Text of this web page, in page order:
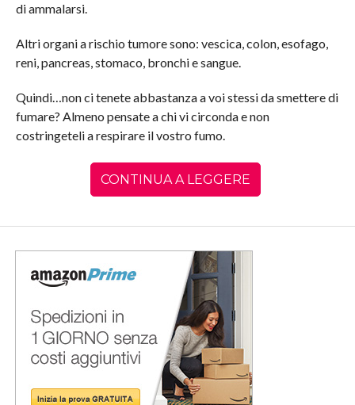
di ammalarsi.
Altri organi a rischio tumore sono: vescica, colon, esofago,
reni, pancreas, stomaco, bronchi e sangue.
Quindi…non ci tenete abbastanza a voi stessi da smettere di
fumare? Almeno pensate a chi vi circonda e non
costringeteli a respirare il vostro fumo.
CONTINUA A LEGGERE